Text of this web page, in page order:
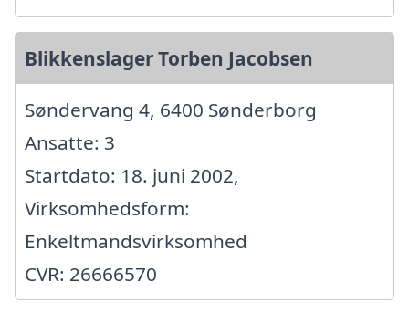
Blikkenslager Torben Jacobsen
Søndervang 4, 6400 Sønderborg
Ansatte: 3
Startdato: 18. juni 2002,
Virksomhedsform:
Enkeltmandsvirksomhed
CVR: 26666570